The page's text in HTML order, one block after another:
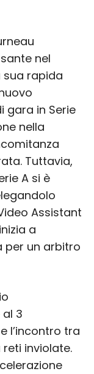
nel
sua rapida
gara in Serie
nella
Tuttavia,
A si è
Assistant
a
per un arbitro
3
l’incontro tra
inviolate.